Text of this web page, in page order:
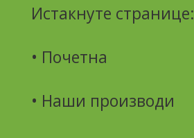
Истакнуте странице:
• Почетна
• Наши производи